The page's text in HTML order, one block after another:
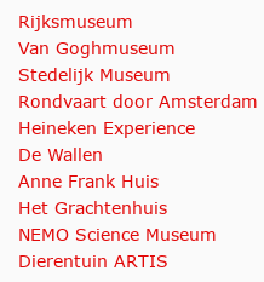
Rijksmuseum
Van Goghmuseum
Stedelijk Museum
Rondvaart door Amsterdam
Heineken Experience
De Wallen
Anne Frank Huis
Het Grachtenhuis
NEMO Science Museum
Dierentuin ARTIS